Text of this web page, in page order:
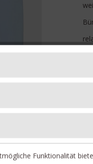
* Preise
** Gilt für
Funktionalität